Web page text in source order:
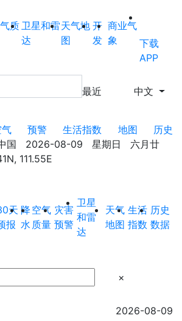
质 卫星和雷
达
天气地
图
开
发
商业气
象
下载
APP
最近 中文
预警 生活指数 地图
历史
中国 2026-08-09 星期日 六月廿
111.55E
天
报
降
水
空气
质量
灾害
预警
卫星
和雷
达
天气
地图
生活
指数
历史
数据
×
2026-08-09